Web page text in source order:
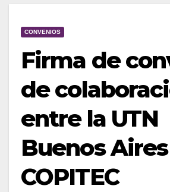
CONVENIOS
Firma de
de
entre la UTN
Buenos
COPITEC